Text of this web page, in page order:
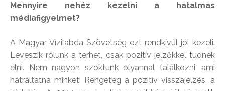
Mennyire nehéz kezelni a hatalmas
médiafigyelmet?
A Magyar Vízilabda Szövetség ezt rendkívül jól kezeli.
Leveszik rólunk a terhet, csak pozitív jelzőkkel tudnék
élni. Nem nagyon szoktunk olyannal találkozni, ami
hátráltatna minket. Rengeteg a pozitív visszajelzés, a